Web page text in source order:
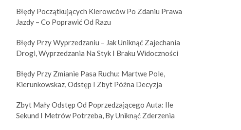
Błędy Początkujących Kierowców Po Zdaniu Prawa
Jazdy – Co Poprawić Od Razu
Błędy Przy Wyprzedzaniu – Jak Uniknąć Zajechania
Drogi, Wyprzedzania Na Styk I Braku Widoczności
Błędy Przy Zmianie Pasa Ruchu: Martwe Pole,
Kierunkowskaz, Odstęp I Zbyt Późna Decyzja
Zbyt Mały Odstęp Od Poprzedzającego Auta: Ile
Sekund I Metrów Potrzeba, By Uniknąć Zderzenia